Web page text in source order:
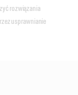
rozwiązania
usprawnianie